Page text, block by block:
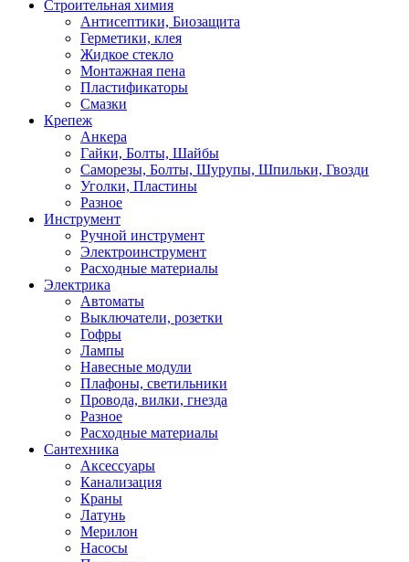
Строительная химия
Антисептики, Биозащита
Герметики, клея
Жидкое стекло
Монтажная пена
Пластификаторы
Смазки
Крепеж
Анкера
Гайки, Болты, Шайбы
Саморезы, Болты, Шурупы, Шпильки, Гвозди
Уголки, Пластины
Разное
Инструмент
Ручной инструмент
Электроинструмент
Расходные материалы
Электрика
Автоматы
Выключатели, розетки
Гофры
Лампы
Навесные модули
Плафоны, светильники
Провода, вилки, гнезда
Разное
Расходные материалы
Сантехника
Аксессуары
Канализация
Краны
Латунь
Мерилон
Насосы